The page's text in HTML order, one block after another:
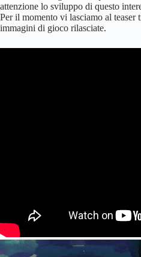
attenzione lo sviluppo di questo
Per il momento vi lasciamo al teaser
immagini di gioco rilasciate.